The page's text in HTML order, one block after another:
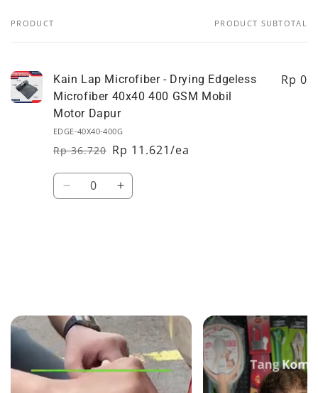
Your
PRODUCT PRODUCT SUBTOTAL
Kain Lap Microfiber - Drying Edgeless
Microfiber 40x40 400 GSM Mobil
Motor Dapur
EDGE-40X40-400G
Regular
price
Rp 36.720
Sale
price
Rp 11.621/ea
Rp 0
Quantity
Decrease Increase